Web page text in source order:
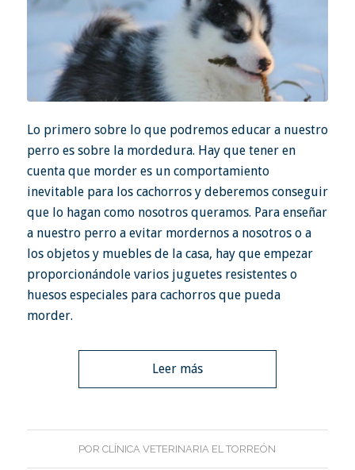
Lo primero sobre lo que podremos educar a nuestro
perro es sobre la mordedura. Hay que tener en
cuenta que morder es un comportamiento
inevitable para los cachorros y deberemos conseguir
que lo hagan como nosotros queramos. Para enseñar
a nuestro perro a evitar mordernos a nosotros o a
los objetos y muebles de la casa, hay que empezar
proporcionándole varios juguetes resistentes o
huesos especiales para cachorros que pueda
morder.
Leer más
PORCLÍNICA VETERINARIA EL TORREÓN